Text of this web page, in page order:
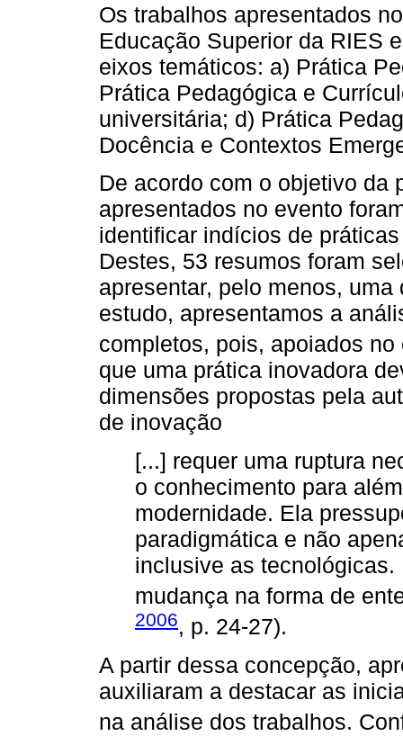
Os trabalhos apresentados
Educação Superior da RIES
eixos temáticos: a) Prática
Prática Pedagógica e
universitária; d) Prática
Docência e Contextos
De acordo com o objetivo da
apresentados no evento
identificar indícios de
Destes, 53 resumos foram
apresentar, pelo menos,
estudo, apresentamos a
completos, pois, apoiados
que uma prática inovadora
dimensões propostas pela
de inovação
[...] requer uma ruptura
o conhecimento para
modernidade. Ela
paradigmática e não
inclusive as
mudança na forma de
2006, p. 24-27).
A partir dessa concepção,
auxiliaram a destacar as
na análise dos trabalhos.